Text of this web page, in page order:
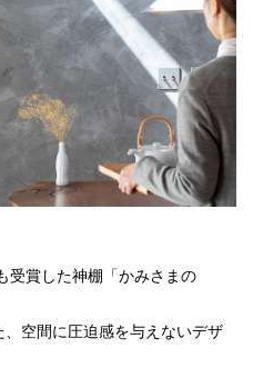
受賞した神棚「かみさまの
空間に圧迫感を与えないデザ